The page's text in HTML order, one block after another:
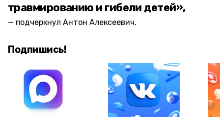
травмированию и гибели детей»,
подчеркнул Антон Алексеевич.
Подпишись!